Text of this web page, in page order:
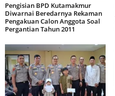
Pengisian BPD Kutamakmur
Diwarnai Beredarnya Rekaman
Pengakuan Calon Anggota Soal
Pergantian Tahun 2011